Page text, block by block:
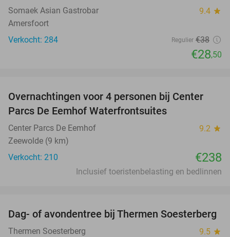
Somaek Asian Gastrobar 9.4 star
Amersfoort
Verkocht: 284
Regulier €38
€28,50
Overnachtingen voor 4 personen bij Center
Parcs De Eemhof Waterfrontsuites
Center Parcs De Eemhof 9.2 star
Zeewolde (9 km)
Verkocht: 210
€238
Inclusief toeristenbelasting en bedlinnen
29%
Dag- of avondentree bij Thermen Soesterberg
Thermen Soesterberg 9.5 star